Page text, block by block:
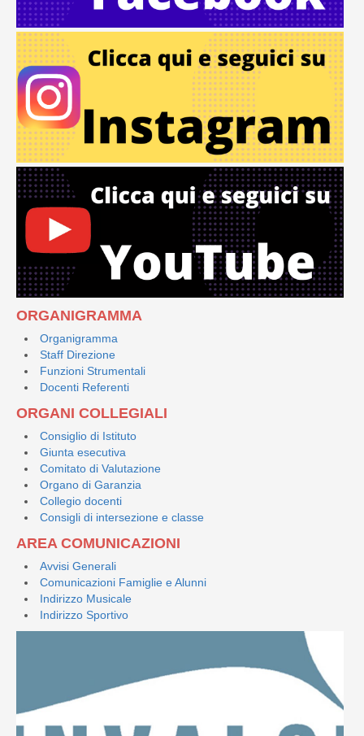
ORGANIGRAMMA
Organigramma
Staff Direzione
Funzioni Strumentali
Docenti Referenti
ORGANI COLLEGIALI
Consiglio di Istituto
Giunta esecutiva
Comitato di Valutazione
Organo di Garanzia
Collegio docenti
Consigli di intersezione e classe
AREA COMUNICAZIONI
Avvisi Generali
Comunicazioni Famiglie e Alunni
Indirizzo Musicale
Indirizzo Sportivo